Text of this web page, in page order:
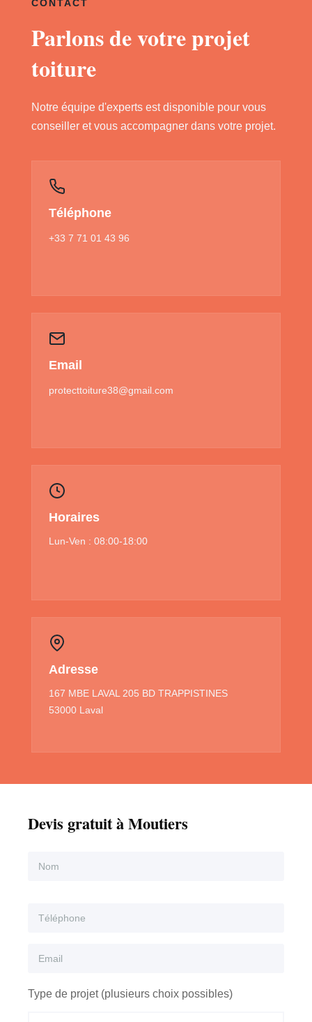
CONTACT
Parlons de votre projet
toiture
Notre équipe d'experts est disponible pour vous
conseiller et vous accompagner dans votre projet.
Téléphone
+33 7 71 01 43 96
Email
protecttoiture38@gmail.com
Horaires
Lun-Ven : 08:00-18:00
Adresse
167 MBE LAVAL 205 BD TRAPPISTINES
53000 Laval
Devis gratuit à Moutiers
Type de projet (plusieurs choix possibles)